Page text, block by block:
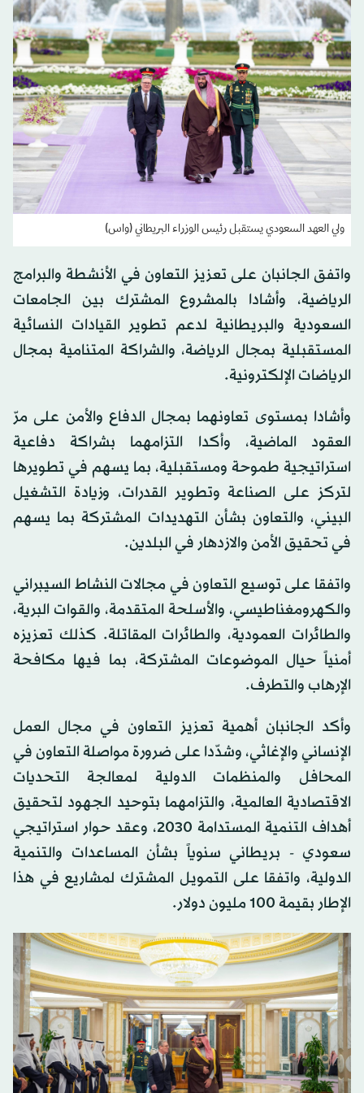
ولي العهد السعودي يستقبل رئيس الوزراء البريطاني (واس)
واتفق الجانبان على تعزيز التعاون في الأنشطة والبرامج
الرياضية، وأشادا بالمشروع المشترك بين الجامعات
السعودية والبريطانية لدعم تطوير القيادات النسائية
المستقبلية بمجال الرياضة، والشراكة المتنامية بمجال
الرياضات الإلكترونية.
وأشادا بمستوى تعاونهما بمجال الدفاع والأمن على مرّ
العقود الماضية، وأكدا التزامهما بشراكة دفاعية
استراتيجية طموحة ومستقبلية، بما يسهم في تطويرها
لتركز على الصناعة وتطوير القدرات، وزيادة التشغيل
البيني، والتعاون بشأن التهديدات المشتركة بما يسهم
في تحقيق الأمن والازدهار في البلدين.
واتفقا على توسيع التعاون في مجالات النشاط السيبراني
والكهرومغناطيسي، والأسلحة المتقدمة، والقوات البرية،
والطائرات العمودية، والطائرات المقاتلة. كذلك تعزيزه
أمنياً حيال الموضوعات المشتركة، بما فيها مكافحة
الإرهاب والتطرف.
وأكد الجانبان أهمية تعزيز التعاون في مجال العمل
الإنساني والإغاثي، وشدّدا على ضرورة مواصلة التعاون في
المحافل والمنظمات الدولية لمعالجة التحديات
الاقتصادية العالمية، والتزامهما بتوحيد الجهود لتحقيق
أهداف التنمية المستدامة 2030، وعقد حوار استراتيجي
سعودي - بريطاني سنوياً بشأن المساعدات والتنمية
الدولية، واتفقا على التمويل المشترك لمشاريع في هذا
الإطار بقيمة 100 مليون دولار.